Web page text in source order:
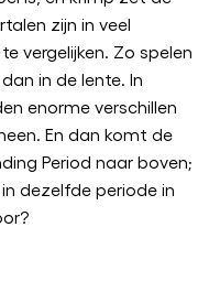
zijn in veel
vergelijken. Zo spelen
in de lente. In
enorme verschillen
En dan komt de
Period naar boven;
dezelfde periode in